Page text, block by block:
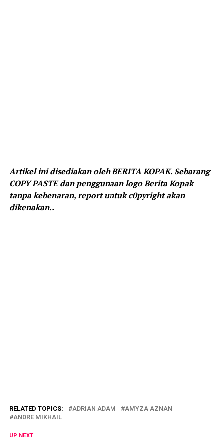
Artikel ini disediakan oleh BERITA KOPAK. Sebarang
COPY PASTE dan penggunaan logo Berita Kopak
tanpa kebenaran, report untuk c0pyright akan
dikenakan..
RELATED TOPICS: ADRIAN ADAM
AMYZA AZNAN
ANDRE MIKHAIL
UP NEXT